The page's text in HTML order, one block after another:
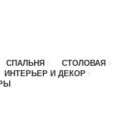
СПАЛЬНЯ
СТОЛОВАЯ
ИНТЕРЬЕР И ДЕКОР